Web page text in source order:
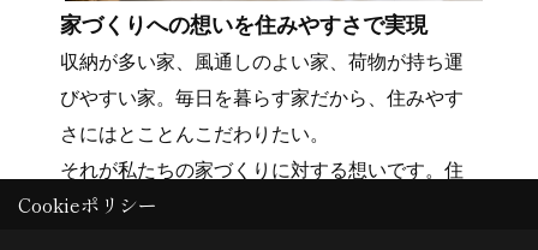
家づくりへの想いを住みやすさで実現
収納が多い家、風通しのよい家、荷物が持ち運
びやすい家。毎日を暮らす家だから、住みやす
さにはとことんこだわりたい。
それが私たちの家づくりに対する想いです。住
みやすい間取りや生活動線は住まう人のライフ
Cookieポリシー